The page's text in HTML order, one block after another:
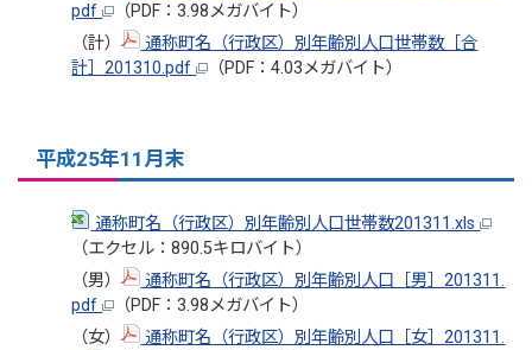
pdf
（PDF：3.98メガバイト）
（計）
通称町名（行政区）別年齢別人口世帯数［合
計］201310.pdf
（PDF：4.03メガバイト）
平成25年11月末
通称町名（行政区）別年齢別人口世帯数201311.xls
（エクセル：890.5キロバイト）
（男）
通称町名（行政区）別年齢別人口［男］201311.
pdf
（PDF：3.98メガバイト）
（女）
通称町名（行政区）別年齢別人口［女］201311.